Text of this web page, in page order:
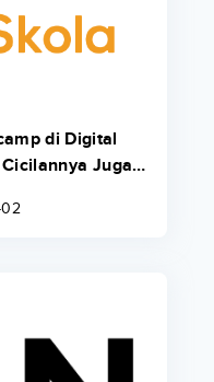
di Digital
Juga
02